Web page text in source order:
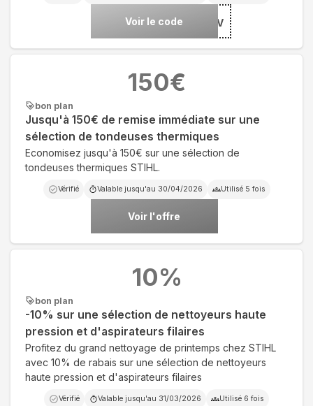
Voir le code***HLANNIV
bon plan
Jusqu'à 150€ de remise immédiate sur une
sélection de tondeuses thermiques
Economisez jusqu'à 150€ sur une sélection de
tondeuses thermiques STIHL.
Vérifié Valable jusqu'au 30/04/2026 Utilisé 5 fois
Voir l'offre
150€
bon plan
-10% sur une sélection de nettoyeurs haute
pression et d'aspirateurs filaires
Profitez du grand nettoyage de printemps chez STIHL
avec 10% de rabais sur une sélection de nettoyeurs
haute pression et d'aspirateurs filaires
Vérifié Valable jusqu'au 31/03/2026 Utilisé 6 fois
10%